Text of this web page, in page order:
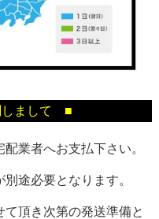
しまして ■
業者へお支払下さい。
となります。
て頂き次第の発送準備と